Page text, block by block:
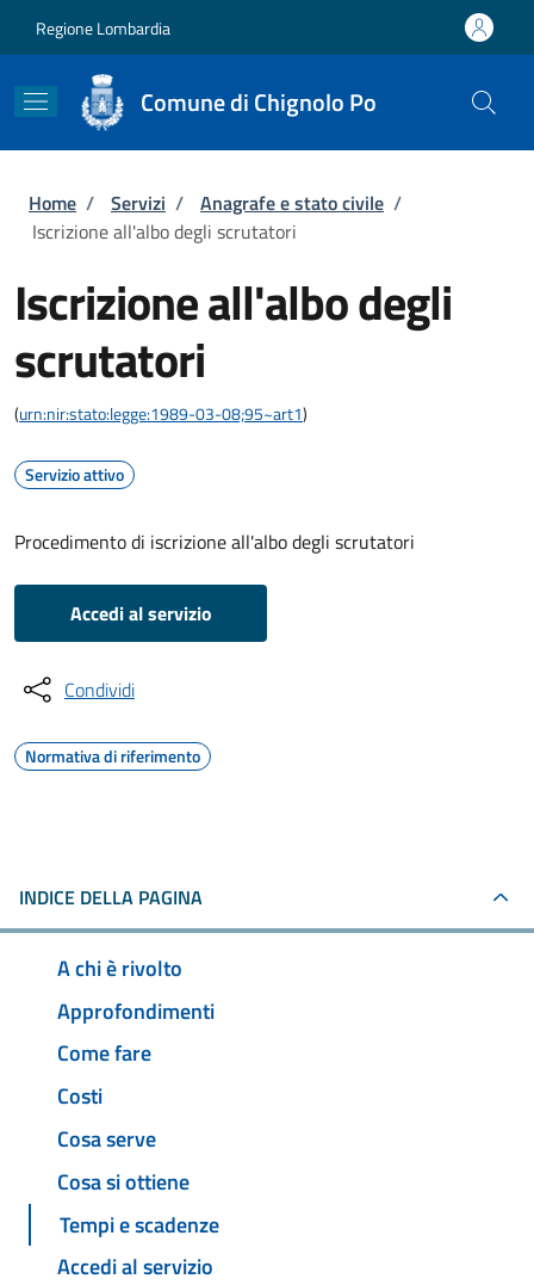
Regione Lombardia
Comune di Chignolo Po
Briciole di pane
Home / Servizi / Anagrafe e stato civile /
Iscrizione all'albo degli scrutatori
Iscrizione all'albo degli
scrutatori
(urn:nir:stato:legge:1989-03-08;95~art1)
Servizio attivo
Procedimento di iscrizione all'albo degli scrutatori
Accedi al servizio
Condividi
Normativa di riferimento
INDICE DELLA PAGINA
A chi è rivolto
Approfondimenti
Come fare
Costi
Cosa serve
Cosa si ottiene
Tempi e scadenze
Accedi al servizio